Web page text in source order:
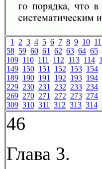
1 2 3 4 5 6 7 8 9 10 11
58 59 60 61 62 63 64 65
109 110 111 112 113 114
149 150 151 152 153 154
189 190 191 192 193 194
229 230 231 232 233 234
269 270 271 272 273 274
309 310 311 312 313 314
46
Глава 3.